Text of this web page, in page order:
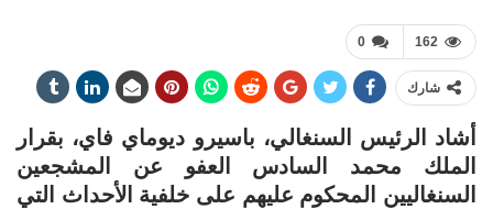
0 162
شارك
أشاد الرئيس السنغالي، باسيرو ديوماي فاي، بقرار
الملك محمد السادس العفو عن المشجعين
السنغاليين المحكوم عليهم على خلفية الأحداث التي